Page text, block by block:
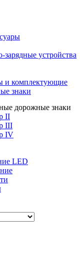
зарядные устройства
и комплектующие
знаки
дорожные знаки
II
III
IV
LED